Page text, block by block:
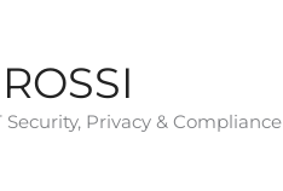
Privacy & Compliance